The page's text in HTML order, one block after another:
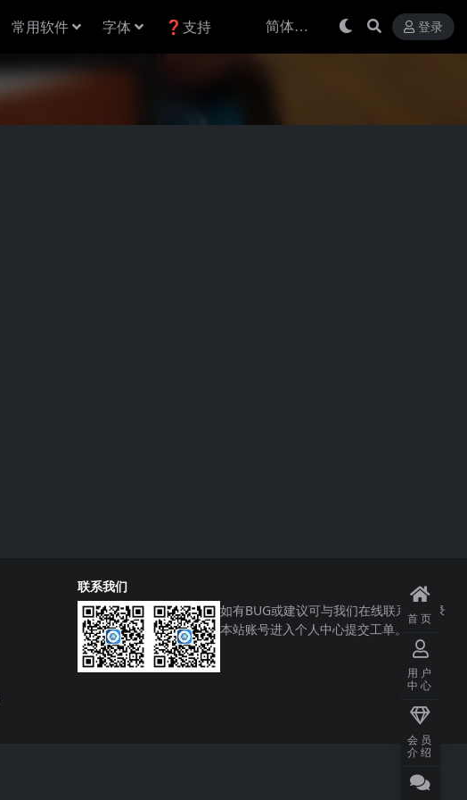
常用软件 字体 ❓支持 登录
联系我们
如有BUG或建议可与我们在线联系或登录
本站账号进入个人中心提交工单。
首页
用户
中心
会员
介绍